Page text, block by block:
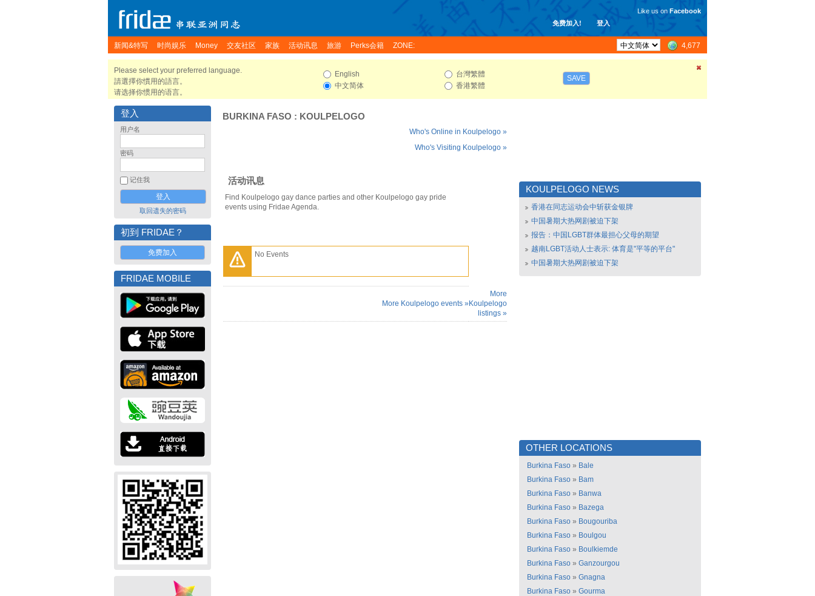
免费加入! 登入
Like us on Facebook
新闻&特写 时尚娱乐 Money 交友社区 家族 活动讯息 旅游 Perks会籍 ZONE: 4,677
Please select your preferred language.
請選擇你慣用的語言。
请选择你惯用的语言。
English
中文简体
台灣繁體
香港繁體
SAVE
登入
用户名
密码
记住我
取回遗失的密码
初到 FRIDAE？
免费加入
FRIDAE MOBILE
BURKINA FASO : KOULPELOGO
Who's Online in Koulpelogo »
Who's Visiting Koulpelogo »
活动讯息
Find Koulpelogo gay dance parties and other Koulpelogo gay pride
events using Fridae Agenda.
No Events
More Koulpelogo events »
More
Koulpelogo
listings »
KOULPELOGO NEWS
香港在同志运动会中斩获金银牌
中国暑期大热网剧被迫下架
报告：中国LGBT群体最担心父母的期望
越南LGBT活动人士表示: 体育是"平等的平台"
中国暑期大热网剧被迫下架
OTHER LOCATIONS
Burkina Faso » Bale
Burkina Faso » Bam
Burkina Faso » Banwa
Burkina Faso » Bazega
Burkina Faso » Bougouriba
Burkina Faso » Boulgou
Burkina Faso » Boulkiemde
Burkina Faso » Ganzourgou
Burkina Faso » Gnagna
Burkina Faso » Gourma